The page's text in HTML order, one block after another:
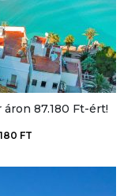
87.180 Ft-ért!
FT